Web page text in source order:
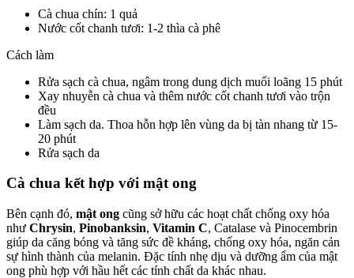
Cà chua chín: 1 quả
Nước cốt chanh tươi: 1-2 thìa cà phê
Cách làm
Rửa sạch cà chua, ngâm trong dung dịch muối loãng 15 phút
Xay nhuyễn cà chua và thêm nước cốt chanh tươi vào trộn
đều
Làm sạch da. Thoa hỗn hợp lên vùng da bị tàn nhang từ 15-
20 phút
Rửa sạch da
Cà chua kết hợp với mật ong
Bên cạnh đó, mật ong cũng sở hữu các hoạt chất chống oxy hóa
như Chrysin, Pinobanksin, Vitamin C, Catalase và Pinocembrin
giúp da căng bóng và tăng sức đề kháng, chống oxy hóa, ngăn cản
sự hình thành của melanin. Đặc tính nhẹ dịu và dưỡng ẩm của mật
ong phù hợp với hầu hết các tính chất da khác nhau.